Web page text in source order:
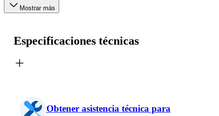
Mostrar más
Especificaciones técnicas
Obtener asistencia técnica para